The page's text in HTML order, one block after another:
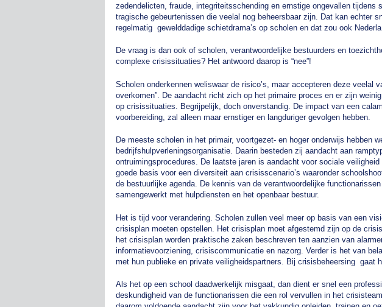
zedendelicten, fraude, integriteitsschending en ernstige ongevallen tijdens
tragische gebeurtenissen die veelal nog beheersbaar zijn. Dat kan echter
regelmatig gewelddadige schietdrama’s op scholen en dat zou ook
De vraag is dan ook of scholen, verantwoordelijke bestuurders en
complexe crisissituaties? Het antwoord daarop is “nee”!
Scholen onderkennen weliswaar de risico’s, maar accepteren deze veelal
overkomen”. De aandacht richt zich op het primaire proces en er zijn
op crisissituaties. Begrijpelijk, doch onverstandig. De impact van een
voorbereiding, zal alleen maar ernstiger en langduriger gevolgen hebben.
De meeste scholen in het primair, voortgezet- en hoger onderwijs hebben
bedrijfshulpverleningsorganisatie. Daarin besteden zij aandacht aan
ontruimingsprocedures. De laatste jaren is aandacht voor sociale
goede basis voor een diversiteit aan crisisscenario’s waaronder
de bestuurlijke agenda. De kennis van de verantwoordelijke
samengewerkt met hulpdiensten en het openbaar bestuur.
Het is tijd voor verandering. Scholen zullen veel meer op basis van een
crisisplan moeten opstellen. Het crisisplan moet afgestemd zijn op de
het crisisplan worden praktische zaken beschreven ten aanzien van
informatievoorziening, crisiscommunicatie en nazorg. Verder is het van
met hun publieke en private veiligheidspartners. Bij crisisbeheersing gaat
Als het op een school daadwerkelijk misgaat, dan dient er snel een
deskundigheid van de functionarissen die een rol vervullen in het